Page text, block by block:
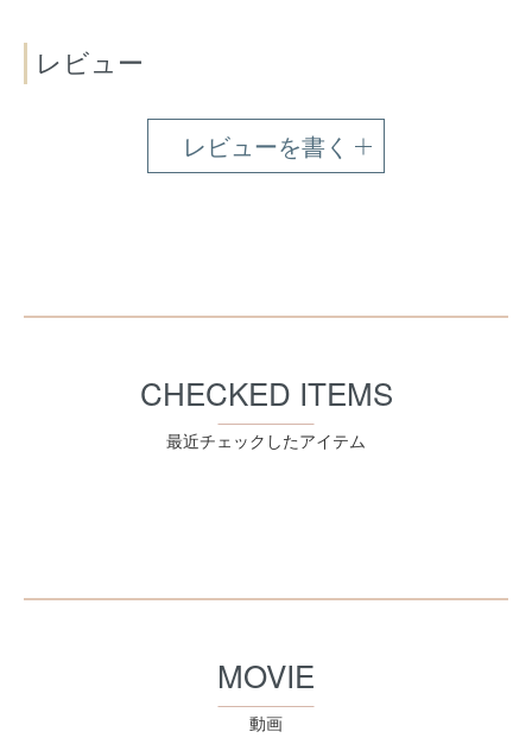
レビュー
レビューを書く
CHECKED ITEMS
最近チェックしたアイテム
MOVIE
動画